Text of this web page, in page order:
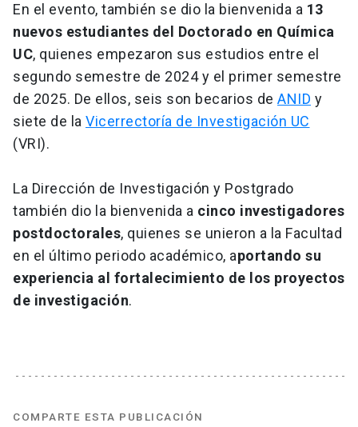
En el evento, también se dio la bienvenida a 13
nuevos estudiantes del Doctorado en Química
UC, quienes empezaron sus estudios entre el
segundo semestre de 2024 y el primer semestre
de 2025. De ellos, seis son becarios de ANID y
siete de la Vicerrectoría de Investigación UC
(VRI).
La Dirección de Investigación y Postgrado
también dio la bienvenida a cinco investigadores
postdoctorales, quienes se unieron a la Facultad
en el último periodo académico, aportando su
experiencia al fortalecimiento de los proyectos
de investigación.
COMPARTE ESTA PUBLICACIÓN